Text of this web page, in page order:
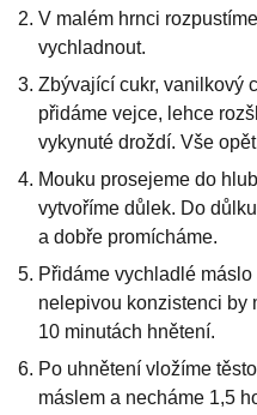
V malém hrnci
vychladnout.
Zbývající cukr, vanilkový
přidáme vejce, lehce
vykynuté droždí. Vše
Mouku prosejeme do
vytvoříme důlek. Do
a dobře promícháme.
Přidáme vychladlé
nelepivou konzistenci by
10 minutách hnětení.
Po uhnětení vložíme
máslem a necháme 1,5